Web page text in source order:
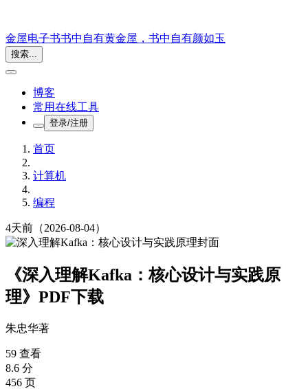
金屋电子书书中自有黄金屋，书中自有颜如玉
搜索...
博客
常用在线工具
登录/注册
首页
计算机
编程
4天前 （2026-08-04）
《深入理解Kafka：核心设计与实践原
理》PDF下载
朱忠华著
59 查看
8.6 分
456 页